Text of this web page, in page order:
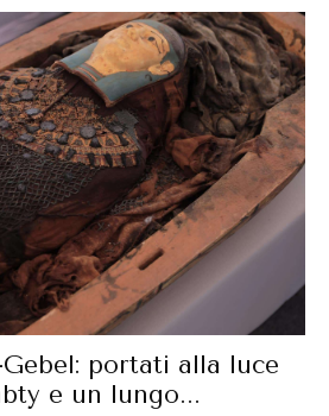
portati alla luce
e un lungo...